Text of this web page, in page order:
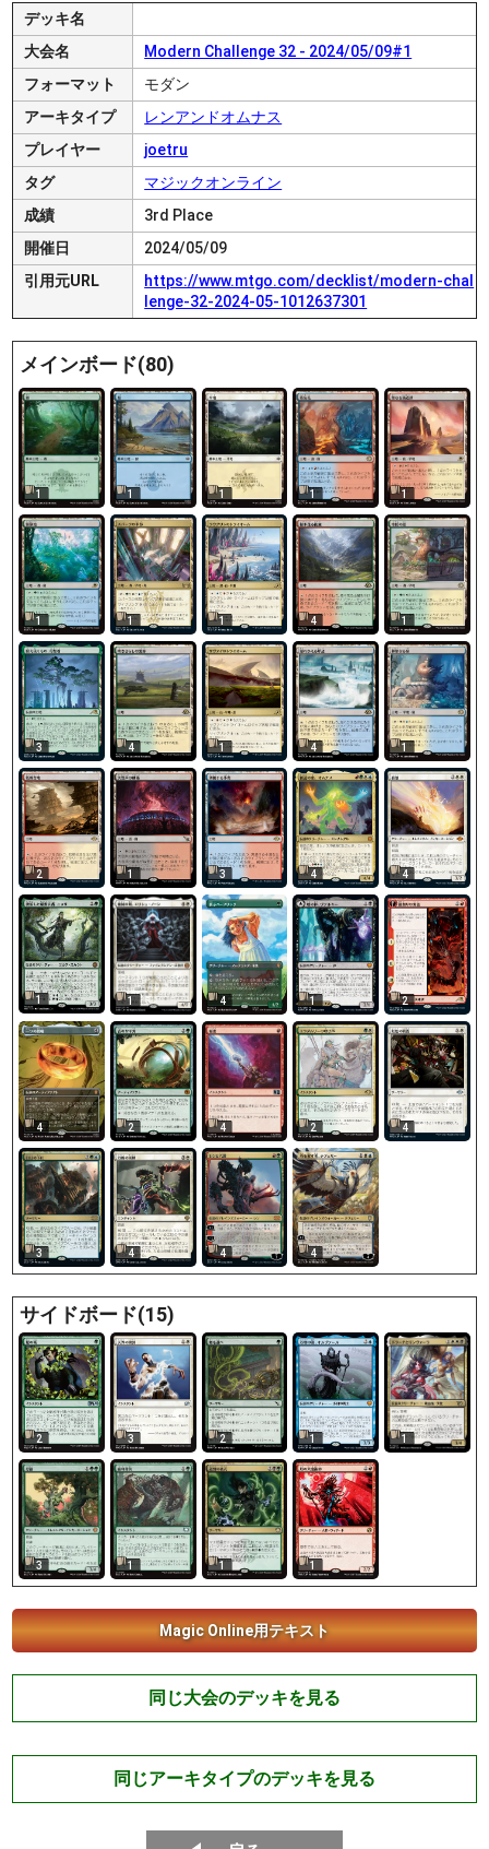
デッキ名
大会名
Modern Challenge 32 - 2024/05/09#1
フォーマット
モダン
アーキタイプ
レンアンドオムナス
プレイヤー
joetru
タグ
マジックオンライン
成績
3rd Place
開催日
2024/05/09
引用元URL
https://www.mtgo.com/decklist/modern-chal
lenge-32-2024-05-1012637301
メインボード(80)
1 1 1 1 1
1 1 1 4 1
3 4 1 4 1
2 1 3 4 4
1 1 4 1 2
4 2 4 2 4
3 4 4 4
サイドボード(15)
2 3 2 1 1
3 1 1 1
Magic Online用テキスト
同じ大会のデッキを見る
同じアーキタイプのデッキを見る